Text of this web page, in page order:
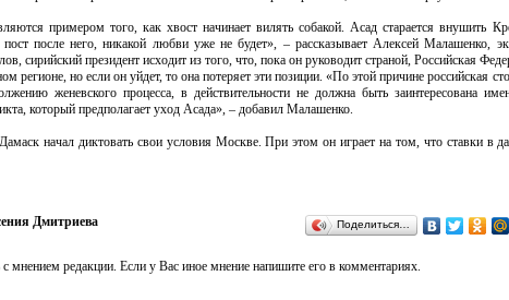
примером того, как хвост начинает вилять собакой. Асад старается внушить
после него, никакой любви уже не будет», – рассказывает Алексей Малашенко,
сирийский президент исходит из того, что, пока он руководит страной, Российская
регионе, но если он уйдет, то она потеряет эти позиции. «По этой причине российская
женевского процесса, в действительности не должна быть заинтересована
который предполагает уход Асада», – добавил Малашенко.
начал диктовать свои условия Москве. При этом он играет на том, что ставки в
Дмитриева Поделиться…
мнением редакции. Если у Вас иное мнение напишите его в комментариях.